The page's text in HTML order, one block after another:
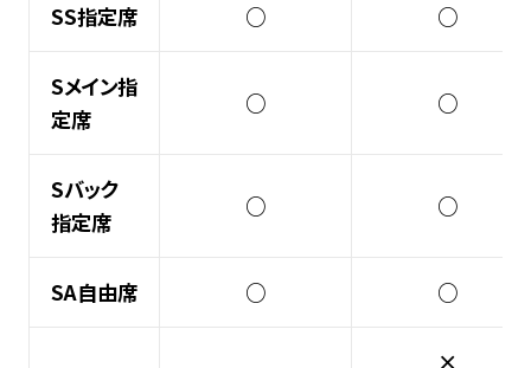
SS指定席 ○ ○
Sメイン指
定席
○ ○
Sバック
指定席
○ ○
SA自由席 ○ ○
×